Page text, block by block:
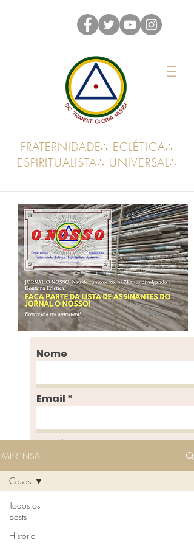
FRATERNIDADE∴ ECLÉTICA∴
ESPIRITUALISTA∴ UNIVERSAL∴
Nome
Email
Telefone
Endereço
IMPRENSA
Todos os
posts
História
Casas